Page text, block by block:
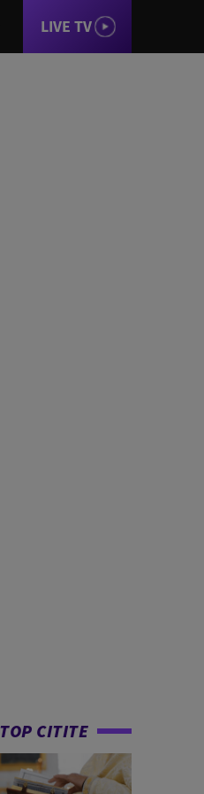
LIVE TV
TOP CITITE